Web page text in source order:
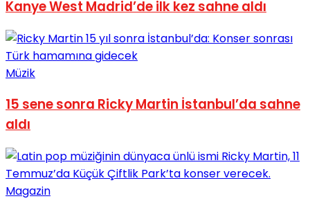
View All Result
Kanye West Madrid’de ilk kez sahne aldı
Müzik
15 sene sonra Ricky Martin İstanbul’da sahne
aldı
Magazin